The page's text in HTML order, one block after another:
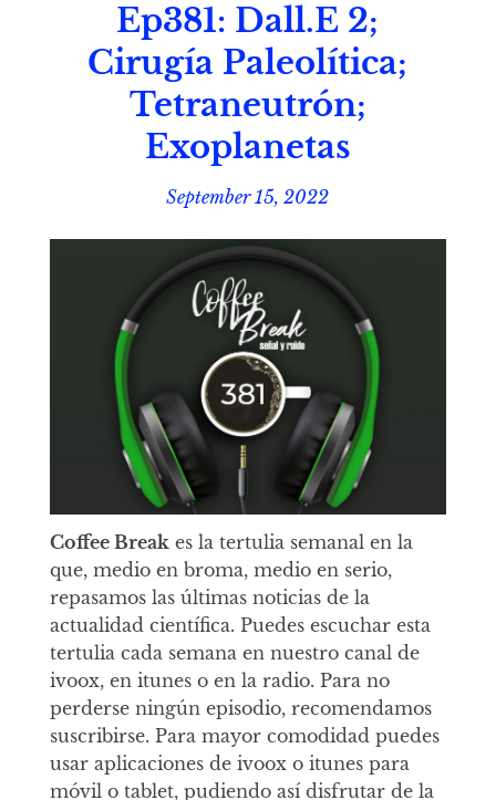
Ep381: Dall.E 2;
Cirugía Paleolítica;
Tetraneutrón;
Exoplanetas
September 15, 2022
Coffee Break es la tertulia semanal en la
que, medio en broma, medio en serio,
repasamos las últimas noticias de la
actualidad científica. Puedes escuchar esta
tertulia cada semana en nuestro canal de
ivoox, en itunes o en la radio. Para no
perderse ningún episodio, recomendamos
suscribirse. Para mayor comodidad puedes
usar aplicaciones de ivoox o itunes para
móvil o tablet, pudiendo así disfrutar de la